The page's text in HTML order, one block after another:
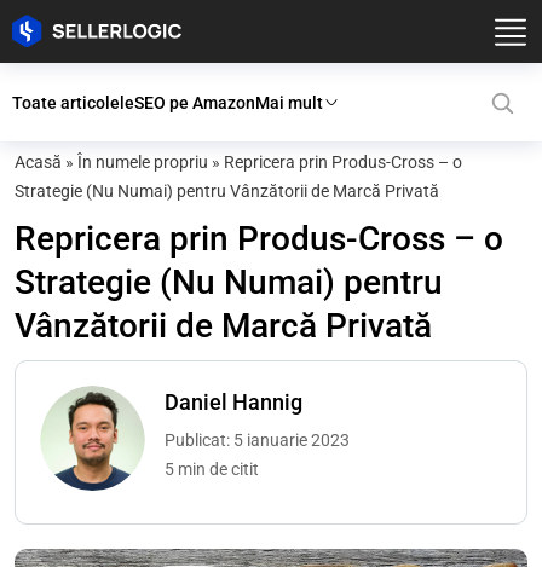
Toate articoleleSEO pe AmazonMai mult
Acasă » În numele propriu » Repricera prin Produs-Cross – o
Strategie (Nu Numai) pentru Vânzătorii de Marcă Privată
Repricera prin Produs-Cross – o
Strategie (Nu Numai) pentru
Vânzătorii de Marcă Privată
Daniel Hannig
Publicat: 5 ianuarie 2023
5 min de citit